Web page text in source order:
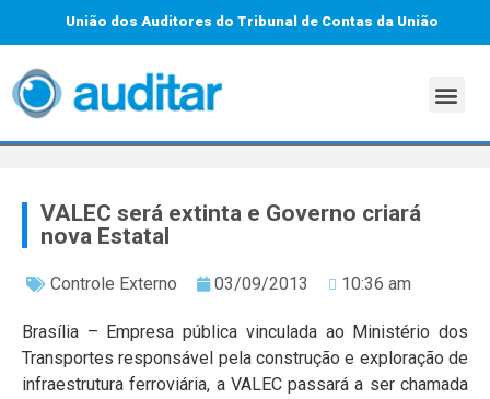
União dos Auditores do Tribunal de Contas da União
VALEC será extinta e Governo criará
nova Estatal
Controle Externo 03/09/2013 10:36 am
Brasília – Empresa pública vinculada ao Ministério dos
Transportes responsável pela construção e exploração de
infraestrutura ferroviária, a VALEC passará a ser chamada